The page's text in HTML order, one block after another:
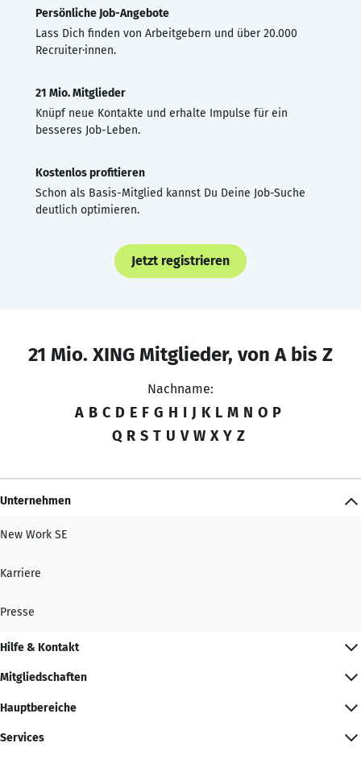
Persönliche Job-Angebote
Lass Dich finden von Arbeitgebern und über 20.000
Recruiter·innen.
21 Mio. Mitglieder
Knüpf neue Kontakte und erhalte Impulse für ein
besseres Job-Leben.
Kostenlos profitieren
Schon als Basis-Mitglied kannst Du Deine Job-Suche
deutlich optimieren.
Jetzt registrieren
21 Mio. XING Mitglieder, von A bis Z
Nachname:
A B C D E F G H I J K L M N O P
Q R S T U V W X Y Z
Unternehmen
New Work SE
Karriere
Presse
Hilfe & Kontakt
Mitgliedschaften
Hauptbereiche
Services